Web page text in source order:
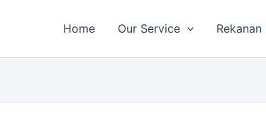
Home Our Service Rekanan